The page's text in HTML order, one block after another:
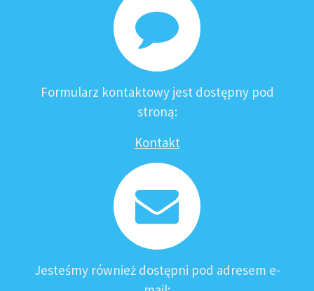
Formularz kontaktowy jest dostępny pod
stroną:
Kontakt
Jesteśmy również dostępni pod adresem e-